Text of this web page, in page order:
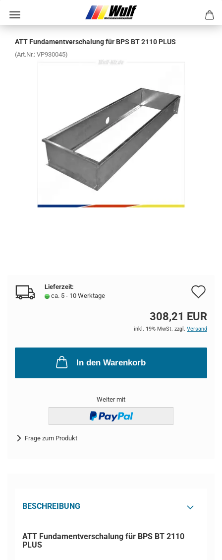
ATT Fun­da­ment­ver­scha­lung für BPS BT 2110 PLUS
(Art.Nr.: VP930045)
Lieferzeit:
ca. 5 - 10 Werktage
308,21 EUR
inkl. 19% MwSt. zzgl. Versand
In den Warenkorb
Weiter mit
Frage zum Produkt
BESCHREIBUNG
ATT Fundamentverschalung für BPS BT 2110
PLUS